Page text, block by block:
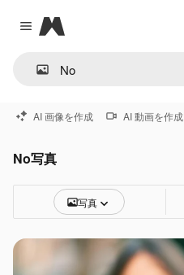
Close menu
Magnific
AI 画像を作成 AI 動画を作成
No写真
写真